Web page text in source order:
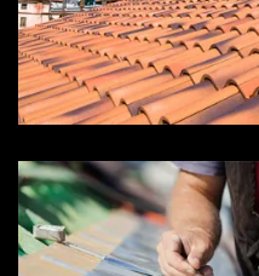
Devis toiture